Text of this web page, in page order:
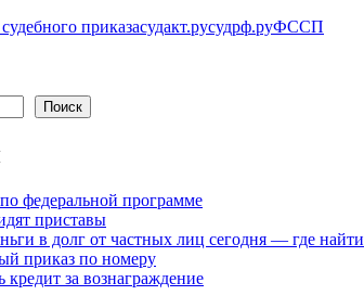
приказасудакт.русудрф.руФССП
Поиск
федеральной программе
приставы
в долг от частных лиц сегодня — где найти
приказ по номеру
кредит за вознаграждение